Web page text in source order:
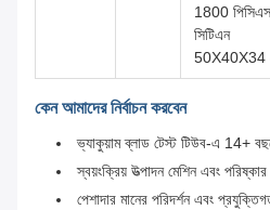
1800
সিটিএন
50X40X34
কেন আমাদের নির্বাচন করবেন
ভ্যাকুয়াম ব্লাড টেস্ট টিউব-এ 14+
স্বয়ংক্রিয় উত্পাদন মেশিন এবং পরিষ্কার
পেশাদার মানের পরিদর্শন এবং